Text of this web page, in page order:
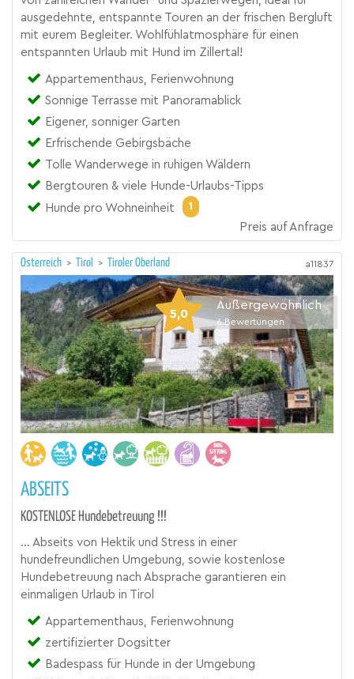
ausgedehnte, entspannte Touren an der frischen Bergluft
mit eurem Begleiter. Wohlfühlatmosphäre für einen
entspannten Urlaub mit Hund im Zillertal!
Appartementhaus, Ferienwohnung
Sonnige Terrasse mit Panoramablick
Eigener, sonniger Garten
Erfrischende Gebirgsbäche
Tolle Wanderwege in ruhigen Wäldern
Bergtouren & viele Hunde-Urlaubs-Tipps
Hunde pro Wohneinheit
1
Preis auf Anfrage
Österreich > Tirol > Tiroler Oberland a11837
5,0
Außergewöhnlich
6 Bewertungen
ABSEITS
KOSTENLOSE Hundebetreuung !!!
... Abseits von Hektik und Stress in einer
hundefreundlichen Umgebung, sowie kostenlose
Hundebetreuung nach Absprache garantieren ein
einmaligen Urlaub in Tirol
Appartementhaus, Ferienwohnung
zertifizierter Dogsitter
Badespass für Hunde in der Umgebung